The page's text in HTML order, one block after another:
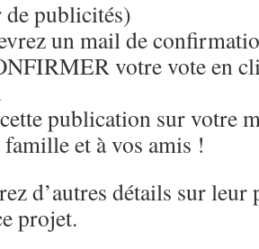
de publicités)
un mail de
votre vote en
publication sur votre
et à vos amis !
d’autres détails sur leur
projet.